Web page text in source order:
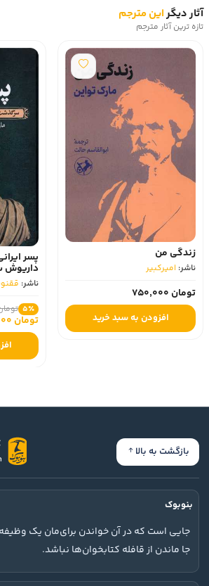
آثار دیگراین مترجم
تازه ترین آثار مترجم
زندگی من
ناشر: امیرکبیر
تومان 750,000
افزودن به سبد خرید
پسر
داریوش
ناشر:
5٪ تومان
تومان 902,500
بازگشت به بالا
بنوبوک
جایی است که در آن خواندن برای‌مان یک
جا ماندن از قافله کتابخوان‌ها نباشد.